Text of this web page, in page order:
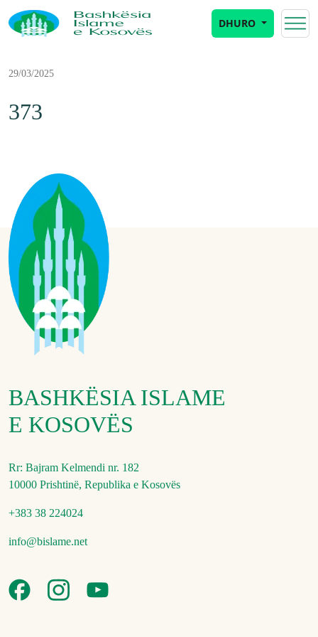
DHURO
29/03/2025
373
BASHKËSIA ISLAME
E KOSOVËS
Rr: Bajram Kelmendi nr. 182
10000 Prishtinë, Republika e Kosovës
+383 38 224024
info@bislame.net